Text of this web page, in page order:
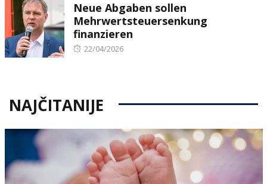
Neue Abgaben sollen
Mehrwertsteuersenkung
finanzieren
Posted
22/04/2026
NAJČITANIJE